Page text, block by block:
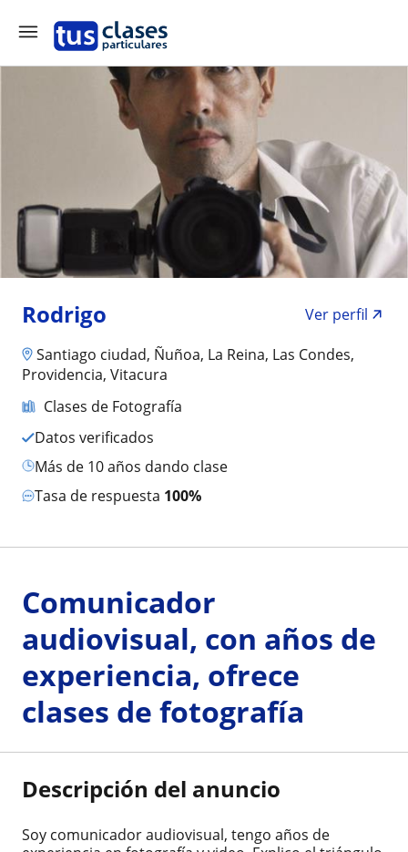
Rodrigo
Ver perfil
Santiago ciudad, Ñuñoa, La Reina, Las Condes,
Providencia, Vitacura
Clases de Fotografía
Datos verificados
más de 10 años dando clase
Tasa de respuesta 100%
Comunicador
audiovisual, con años de
experiencia, ofrece
clases de fotografía
Descripción del anuncio
Soy comunicador audiovisual, tengo años de